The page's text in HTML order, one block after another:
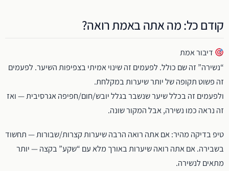
קודם כל: מה אתה באמת רואה?
דיבור אמת
“נשירה” זה שם כולל. לפעמים זה שינוי אמיתי בצפיפות השיער. לפעמים
זה פשוט תקופה של יותר שיערות במקלחת.
ולפעמים זה בכלל שיער שנשבר בגלל יובש/חום/חפיפה אגרסיבית — ואז
זה נראה כמו נשירה, אבל המקור שונה.
טיפ בדיקה מהיר: אם אתה רואה הרבה שיערות קצרות/שבורות — תחשוד
בשבירה. אם אתה רואה שיערות באורך מלא עם “שקע” בקצה — יותר
מתאים לנשירה.